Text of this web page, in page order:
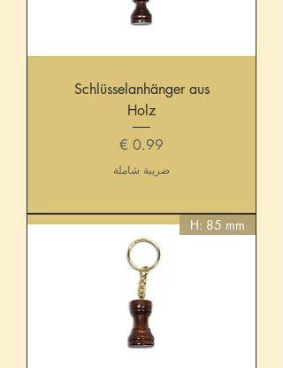
Schlüsselanhänger aus
Holz
السعر
ضريبة شاملة
H: 85 mm